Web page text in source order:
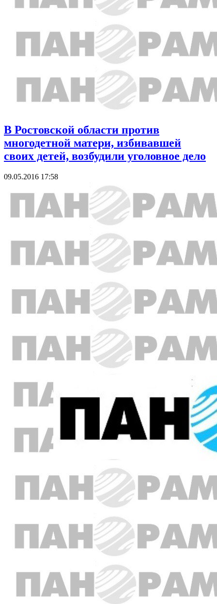
В Ростовской области против
многодетной матери, избивавшей
своих детей, возбудили уголовное дело
09.05.2016 17:58